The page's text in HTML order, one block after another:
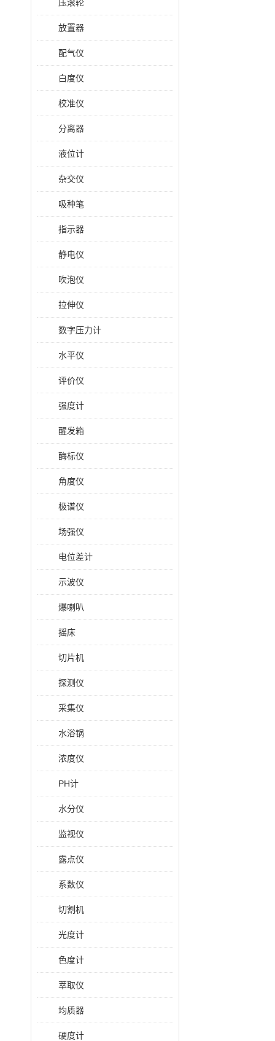
压滚轮
放置器
配气仪
白度仪
校准仪
分离器
液位计
杂交仪
吸种笔
指示器
静电仪
吹泡仪
拉伸仪
数字压力计
水平仪
评价仪
强度计
醒发箱
酶标仪
角度仪
极谱仪
场强仪
电位差计
示波仪
爆喇叭
摇床
切片机
探测仪
采集仪
水浴锅
浓度仪
PH计
水分仪
监视仪
露点仪
系数仪
切割机
光度计
色度计
萃取仪
均质器
硬度计